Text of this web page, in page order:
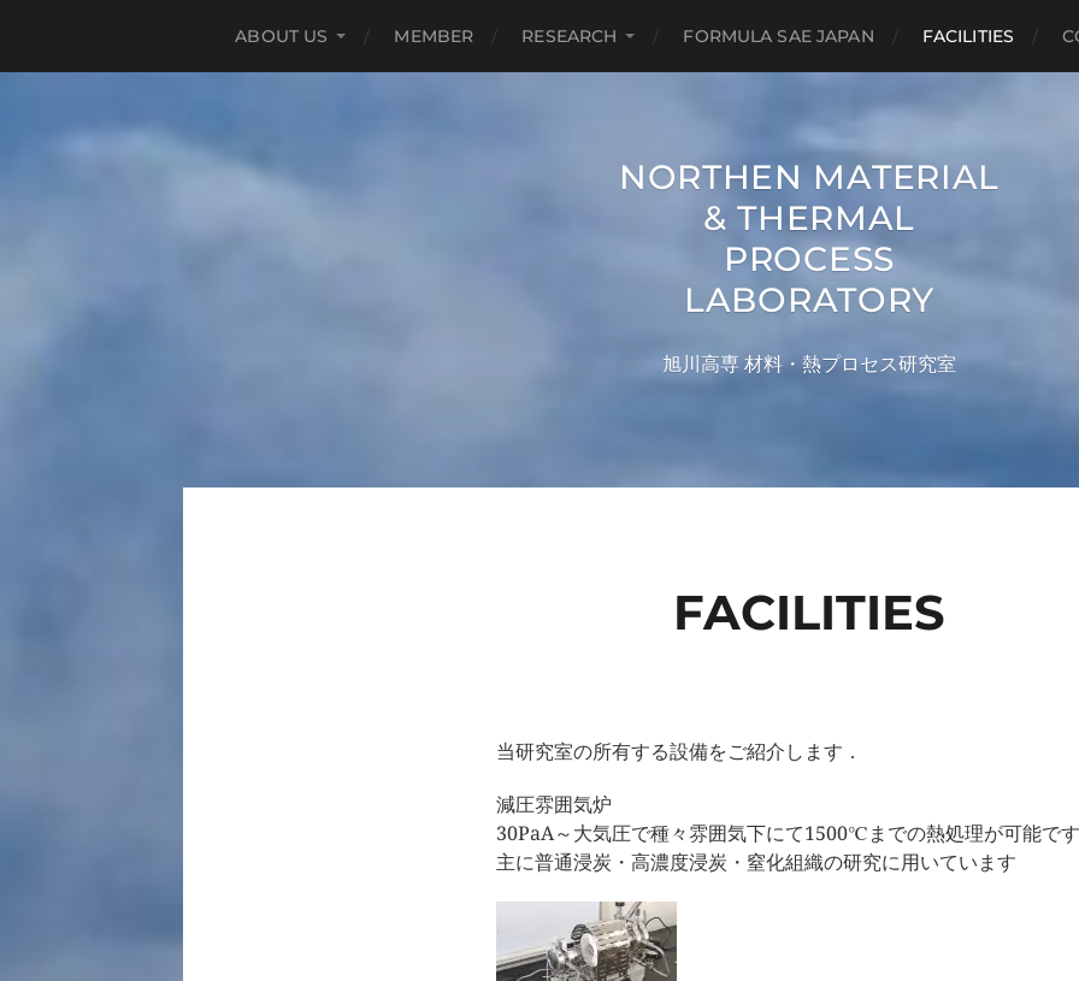
ABOUT US MEMBER RESEARCH FORMULA SAE JAPAN FACILITIES
NORTHEN MATERIAL
& THERMAL
PROCESS
LABORATORY
旭川高専 材料・熱プロセス研究室
FACILITIES
当研究室の所有する設備をご紹介します．
減圧雰囲気炉
30PaA～大気圧で種々雰囲気下にて1500℃までの熱処理が可能で
主に普通浸炭・高濃度浸炭・窒化組織の研究に用いています